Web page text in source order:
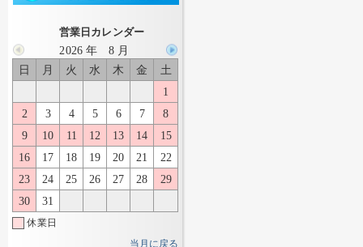
営業日カレンダー
2026 年 8 月
日
月 火 水 木 金
土
1
2
3 4 5 6 7
8
9
10 11 12 13 14
15
16
17 18 19 20 21
22
23
24 25 26 27 28
29
30
31
休業日
当月に戻る